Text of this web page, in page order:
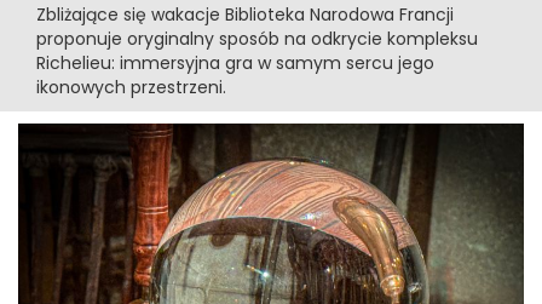
Zbliżające się wakacje Biblioteka Narodowa Francji
proponuje oryginalny sposób na odkrycie kompleksu
Richelieu: immersyjna gra w samym sercu jego
ikonowych przestrzeni.